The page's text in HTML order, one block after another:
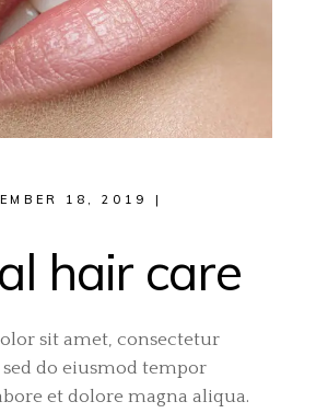
18, 2019
hair care
sit amet, consectetur
do eiusmod tempor
et dolore magna aliqua.